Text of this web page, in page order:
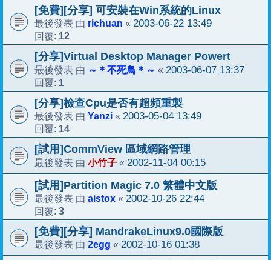
[免費][分享] 可安裝在Win系統的Linux
最後發表 由 richuan « 2003-06-22 13:49
回覆: 12
[分享]Virtual Desktop Manager Powert
最後發表 由 ～＊不死鳥＊～ « 2003-06-07 13:37
回覆: 1
[分享]檢查Cpu是否有超頻重製
最後發表 由 Yanzi « 2003-05-04 13:49
回覆: 14
[試用]CommView 區域網路管理
最後發表 由 小竹子 « 2002-11-04 00:15
[試用]Partition Magic 7.0 繁體中文版
最後發表 由 aistox « 2002-10-26 22:44
回覆: 3
[免費][分享] MandrakeLinux9.0國際版
最後發表 由 2egg « 2002-10-16 01:38